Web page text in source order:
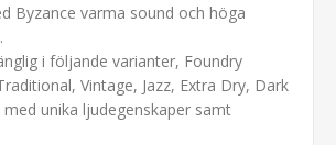
Byzance varma sound och höga
i följande varianter, Foundry
Vintage, Jazz, Extra Dry, Dark
unika ljudegenskaper samt